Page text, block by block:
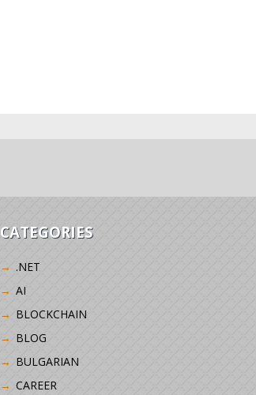
CATEGORIES
.NET
AI
BLOCKCHAIN
BLOG
BULGARIAN
CAREER